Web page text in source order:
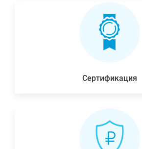
Сертификация